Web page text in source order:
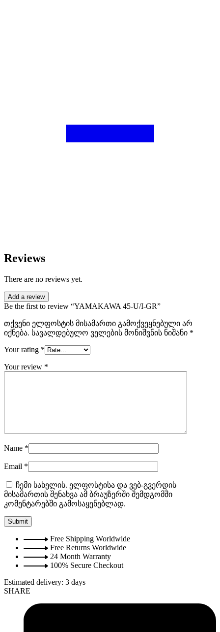
Reviews
There are no reviews yet.
Add a review
Be the first to review “YAMAKAWA 45-U/I-GR”
თქვენი ელფოსტის მისამართი გამოქვეყნებული არ
იქნება. სავალდებულო ველების მონიშვნის ნიშანი *
Your rating *
Your review *
Name *
Email *
ჩემი სახელის. ელფოსტისა და ვებ-გვერდის
მისამართის შენახვა ამ ბრაუზერში შემდგომში
კომენტარებში გამოსაყენებლად.
Free Shipping Worldwide
Free Returns Worldwide
24 Month Warranty
100% Secure Checkout
Estimated delivery: 3 days
SHARE